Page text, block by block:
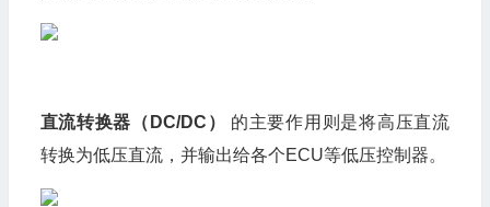
直流转换器（DC/DC）
的主要作用则是将高压直流
转换为低压直流，并输出给各个ECU等低压控制器。